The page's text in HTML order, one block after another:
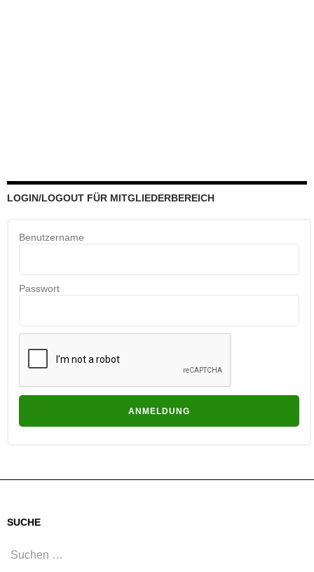
LOGIN/LOGOUT FÜR MITGLIEDERBEREICH
Benutzername
Passwort
SUCHE
Suchen